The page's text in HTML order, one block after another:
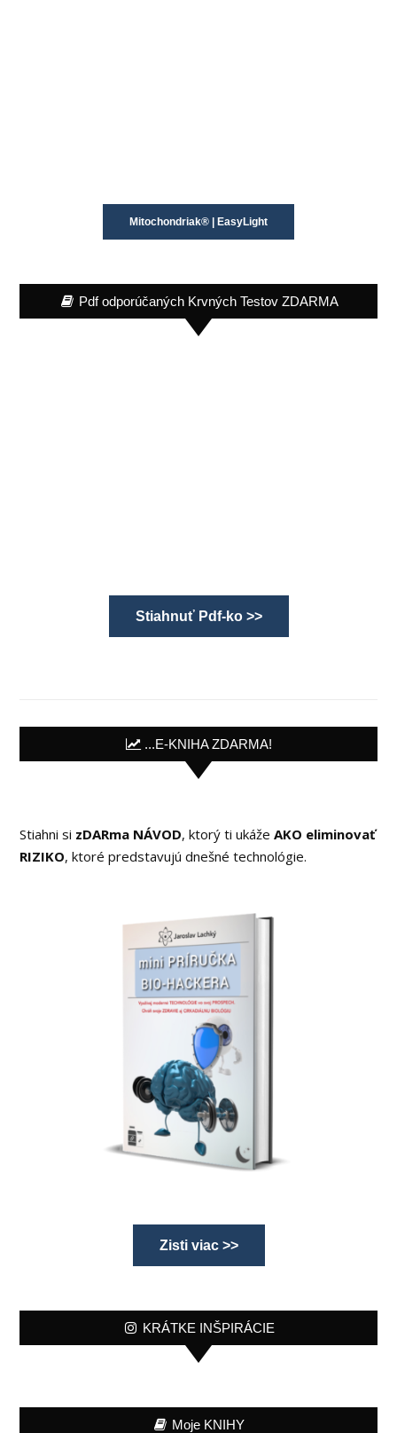
Mitochondriak® | EasyLight
Pdf odporúčaných Krvných Testov ZDARMA
Stiahnuť Pdf-ko >>
...E-KNIHA ZDARMA!
Stiahni si zDARma NÁVOD, ktorý ti ukážeAKO eliminovať
RIZIKO, ktoré predstavujú dnešné technológie.
Zisti viac >>
KRÁTKE INŠPIRÁCIE
Moje KNIHY